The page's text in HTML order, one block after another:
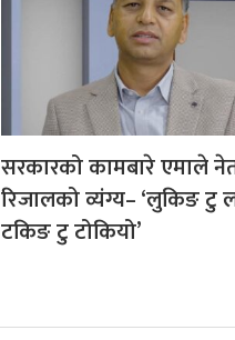
सरकारको कामबारे एमाले
रिजालको व्यंग्य– ‘लुकिङ टु
टकिङ टु टोकियो’